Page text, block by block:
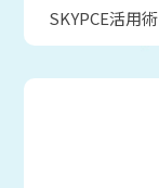
SKYPCE活用術